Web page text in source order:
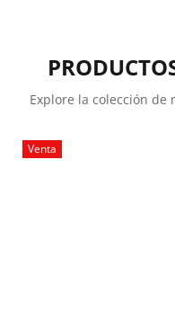
Explore la colección
Venta